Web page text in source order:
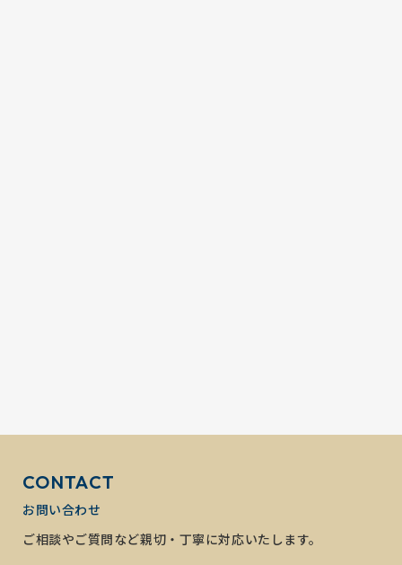
CONTACT
お問い合わせ
ご相談やご質問など親切・丁寧に対応いたします。